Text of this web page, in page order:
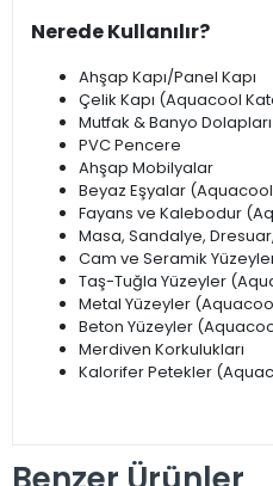
Nerede Kullanılır?
Ahşap Kapı/Panel Kapı
Çelik Kapı (Aquacool
Mutfak & Banyo Dolapları
PVC Pencere
Ahşap Mobilyalar
Beyaz Eşyalar
Fayans ve Kalebodur
Masa, Sandalye,
Cam ve Seramik
Taş-Tuğla Yüzeyler
Metal Yüzeyler
Beton Yüzeyler
Merdiven Korkulukları
Kalorifer Petekler